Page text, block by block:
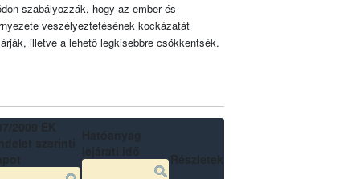
szabályozzák, hogy az ember és
veszélyeztetésének kockázatát
illetve a lehető legkisebbre csökkentsék.